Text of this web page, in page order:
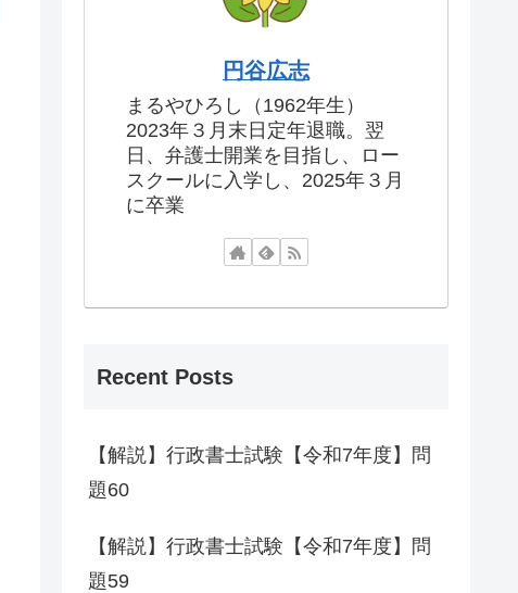
円谷広志
まるやひろし（1962年生）
2023年３月末日定年退職。翌
日、弁護士開業を目指し、ロー
スクールに入学し、2025年３月
に卒業
Recent Posts
【解説】行政書士試験【令和7年度】問
題60
【解説】行政書士試験【令和7年度】問
題59